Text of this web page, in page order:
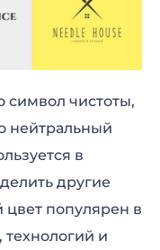
символ чистоты,
нейтральный
в
другие
цвет популярен в
и